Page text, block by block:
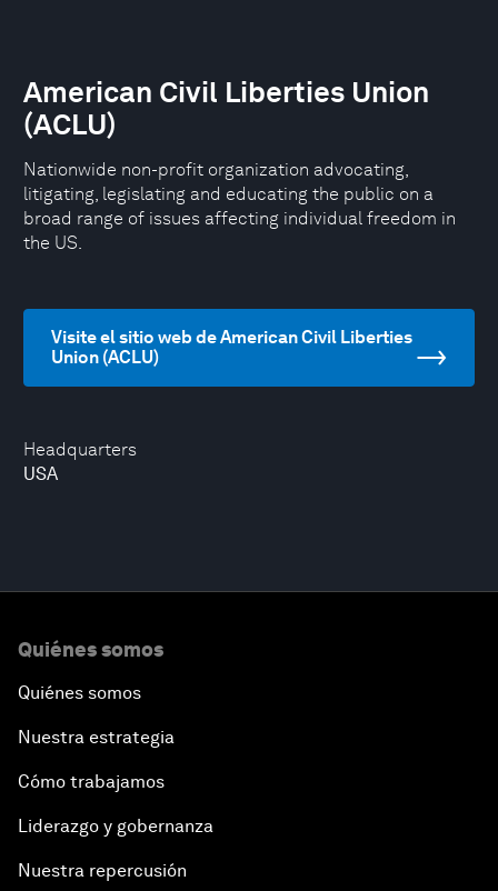
Headquarters
USA
American Civil Liberties Union
(ACLU)
Nationwide non-profit organization advocating,
litigating, legislating and educating the public on a
broad range of issues affecting individual freedom in
the US.
Visite el sitio web de American Civil Liberties
Union (ACLU)
Quiénes somos
Quiénes somos
Nuestra estrategia
Cómo trabajamos
Liderazgo y gobernanza
Nuestra repercusión